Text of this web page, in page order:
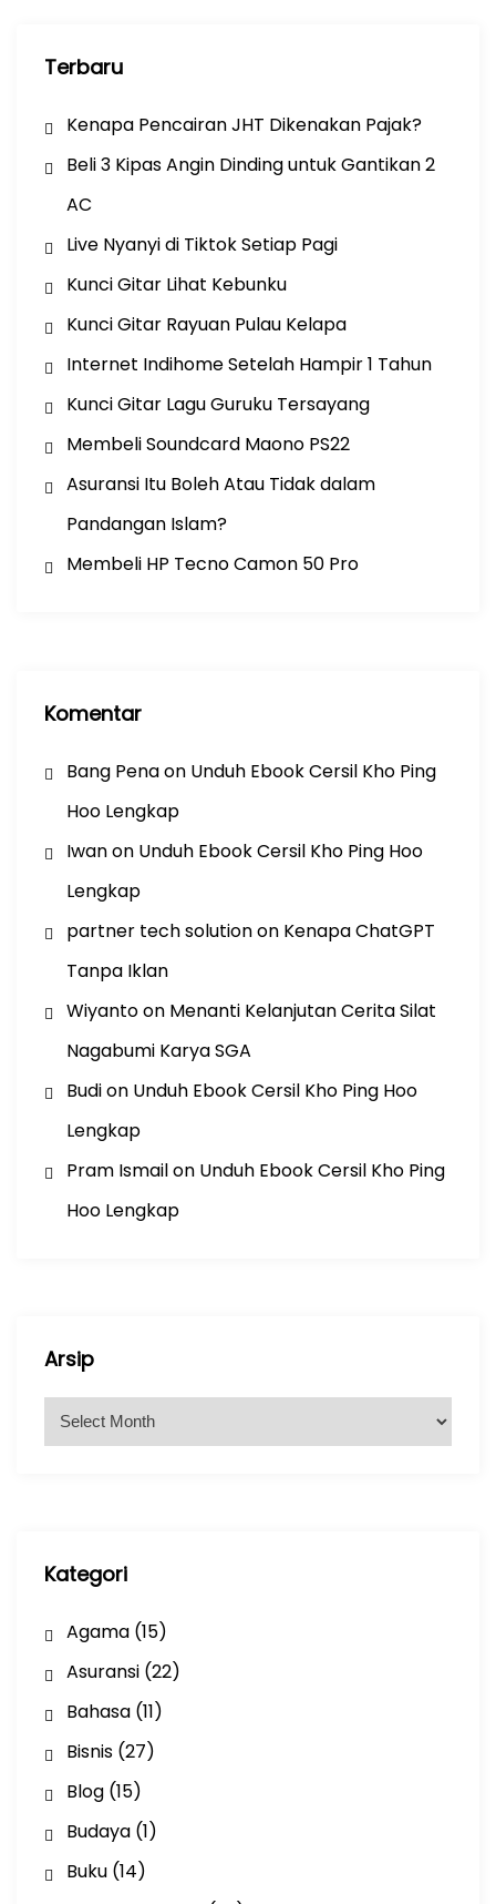
Terbaru
Kenapa Pencairan JHT Dikenakan Pajak?
Beli 3 Kipas Angin Dinding untuk Gantikan 2
AC
Live Nyanyi di Tiktok Setiap Pagi
Kunci Gitar Lihat Kebunku
Kunci Gitar Rayuan Pulau Kelapa
Internet Indihome Setelah Hampir 1 Tahun
Kunci Gitar Lagu Guruku Tersayang
Membeli Soundcard Maono PS22
Asuransi Itu Boleh Atau Tidak dalam
Pandangan Islam?
Membeli HP Tecno Camon 50 Pro
Komentar
Bang Penaon Unduh Ebook Cersil Kho Ping
Hoo Lengkap
Iwanon Unduh Ebook Cersil Kho Ping Hoo
Lengkap
partner tech solutionon Kenapa ChatGPT
Tanpa Iklan
Wiyantoon Menanti Kelanjutan Cerita Silat
Nagabumi Karya SGA
Budion Unduh Ebook Cersil Kho Ping Hoo
Lengkap
Pram Ismailon Unduh Ebook Cersil Kho Ping
Hoo Lengkap
Arsip
Kategori
Agama(15)
Asuransi(22)
Bahasa(11)
Bisnis(27)
Blog(15)
Budaya(1)
Buku(14)